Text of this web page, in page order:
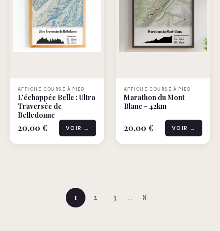
AFFICHE COURSE À PIED
L'échappée Belle : Ultra
Traversée de
Belledonne
20,00 € VOIR →
AFFICHE COURSE À PIED
Marathon du Mont
Blanc - 42km
20,00 € VOIR →
1 2 3 … 8